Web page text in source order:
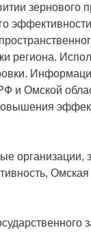
зернового
региона.
и Омской
организации,
Омская